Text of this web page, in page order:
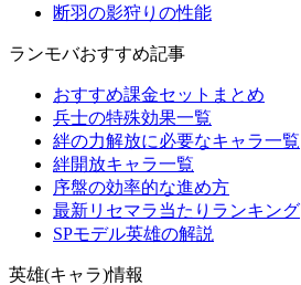
断羽の影狩りの性能
ランモバおすすめ記事
おすすめ課金セットまとめ
兵士の特殊効果一覧
絆の力解放に必要なキャラ一覧
絆開放キャラ一覧
序盤の効率的な進め方
最新リセマラ当たりランキング
SPモデル英雄の解説
英雄(キャラ)情報